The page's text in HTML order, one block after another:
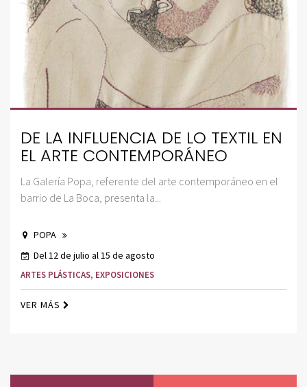
DE LA INFLUENCIA DE LO TEXTIL EN
EL ARTE CONTEMPORÁNEO
La Galería Popa, referente del arte contemporáneo en el
barrio de La Boca, presenta la...
POPA
Del 12 de julio al 15 de agosto
ARTES PLÁSTICAS, EXPOSICIONES
VER MÁS